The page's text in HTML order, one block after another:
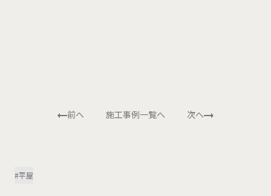
#平屋
前へ 施工事例一覧へ 次へ